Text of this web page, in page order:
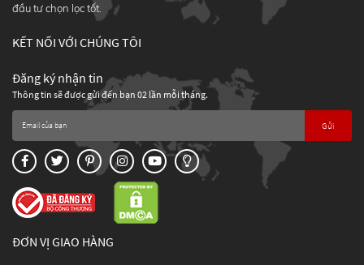
đầu tư chọn lọc tốt.
KẾT NỐI VỚI CHÚNG TÔI
Đăng ký nhận tin
Thông tin sẽ được gửi đến bạn 02 lần mỗi tháng.
Gửi
ĐƠN VỊ GIAO HÀNG